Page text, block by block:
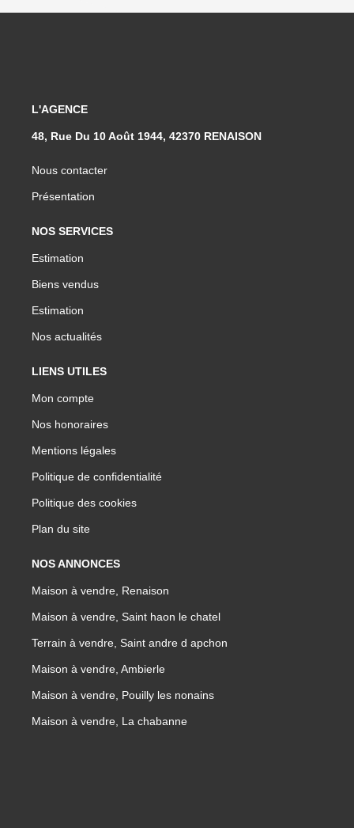
L'AGENCE
48, Rue Du 10 Août 1944, 42370 RENAISON
Nous contacter
Présentation
NOS SERVICES
Estimation
Biens vendus
Estimation
Nos actualités
LIENS UTILES
Mon compte
Nos honoraires
Mentions légales
Politique de confidentialité
Politique des cookies
Plan du site
NOS ANNONCES
Maison à vendre, Renaison
Maison à vendre, Saint haon le chatel
Terrain à vendre, Saint andre d apchon
Maison à vendre, Ambierle
Maison à vendre, Pouilly les nonains
Maison à vendre, La chabanne